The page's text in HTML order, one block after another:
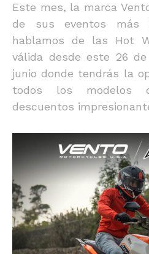
Este mes, la marca
de sus eventos más
hablamos de las Hot
válida desde este 26
junio donde tendrás la
todos los modelos
descuentos